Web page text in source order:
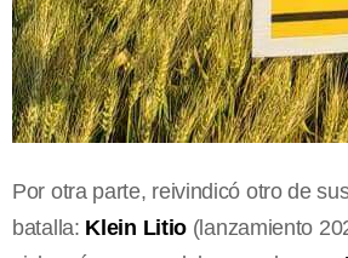
Por otra parte, reivindicó otro de
batalla: Klein Litio (lanzamiento